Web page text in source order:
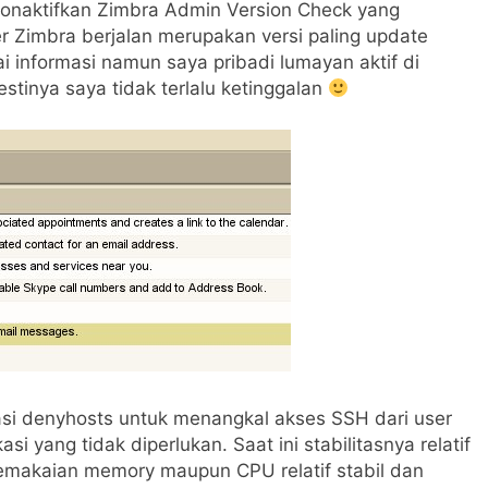
Zimbra Admin Version Check yang
Zimbra berjalan merupakan versi paling update
informasi namun saya pribadi lumayan aktif di
saya tidak terlalu ketinggalan
denyhosts untuk menangkal akses SSH dari user
yang tidak diperlukan. Saat ini stabilitasnya relatif
memory maupun CPU relatif stabil dan